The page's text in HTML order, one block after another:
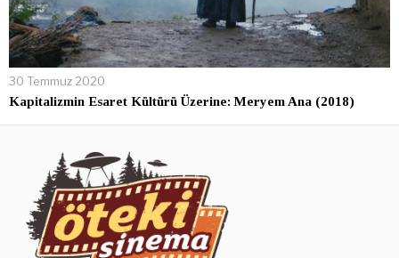
30 Temmuz 2020
Kapitalizmin Esaret Kültürü Üzerine: Meryem Ana (2018)